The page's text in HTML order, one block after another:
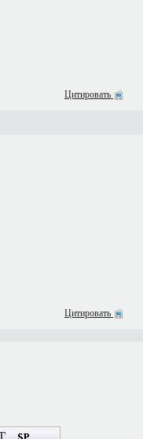
Цитировать
Цитировать